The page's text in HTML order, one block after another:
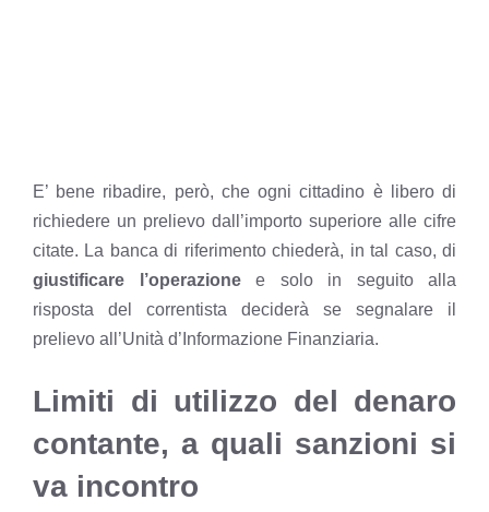
E’ bene ribadire, però, che ogni cittadino è libero di
richiedere un prelievo dall’importo superiore alle cifre
citate. La banca di riferimento chiederà, in tal caso, di
giustificare l’operazionee solo in seguito alla
risposta del correntista deciderà se segnalare il
prelievo all’Unità d’Informazione Finanziaria.
Limiti di utilizzo del denaro
contante, a quali sanzioni si
va incontro